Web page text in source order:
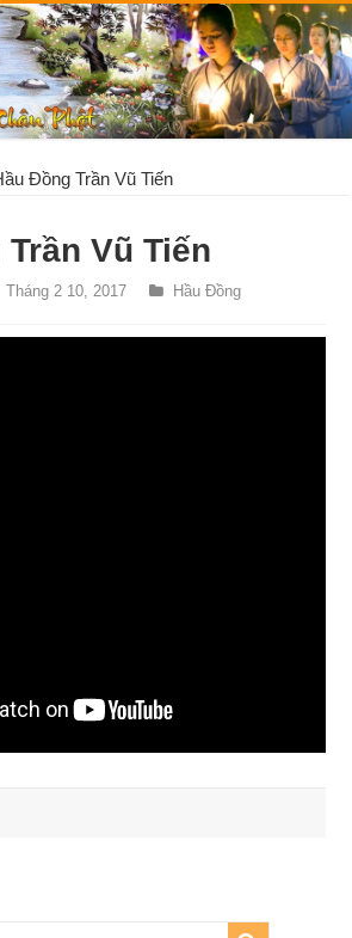
Đồng Trần Vũ Tiến
Vũ Tiến
Tháng 2 10, 2017
Hầu Đồng